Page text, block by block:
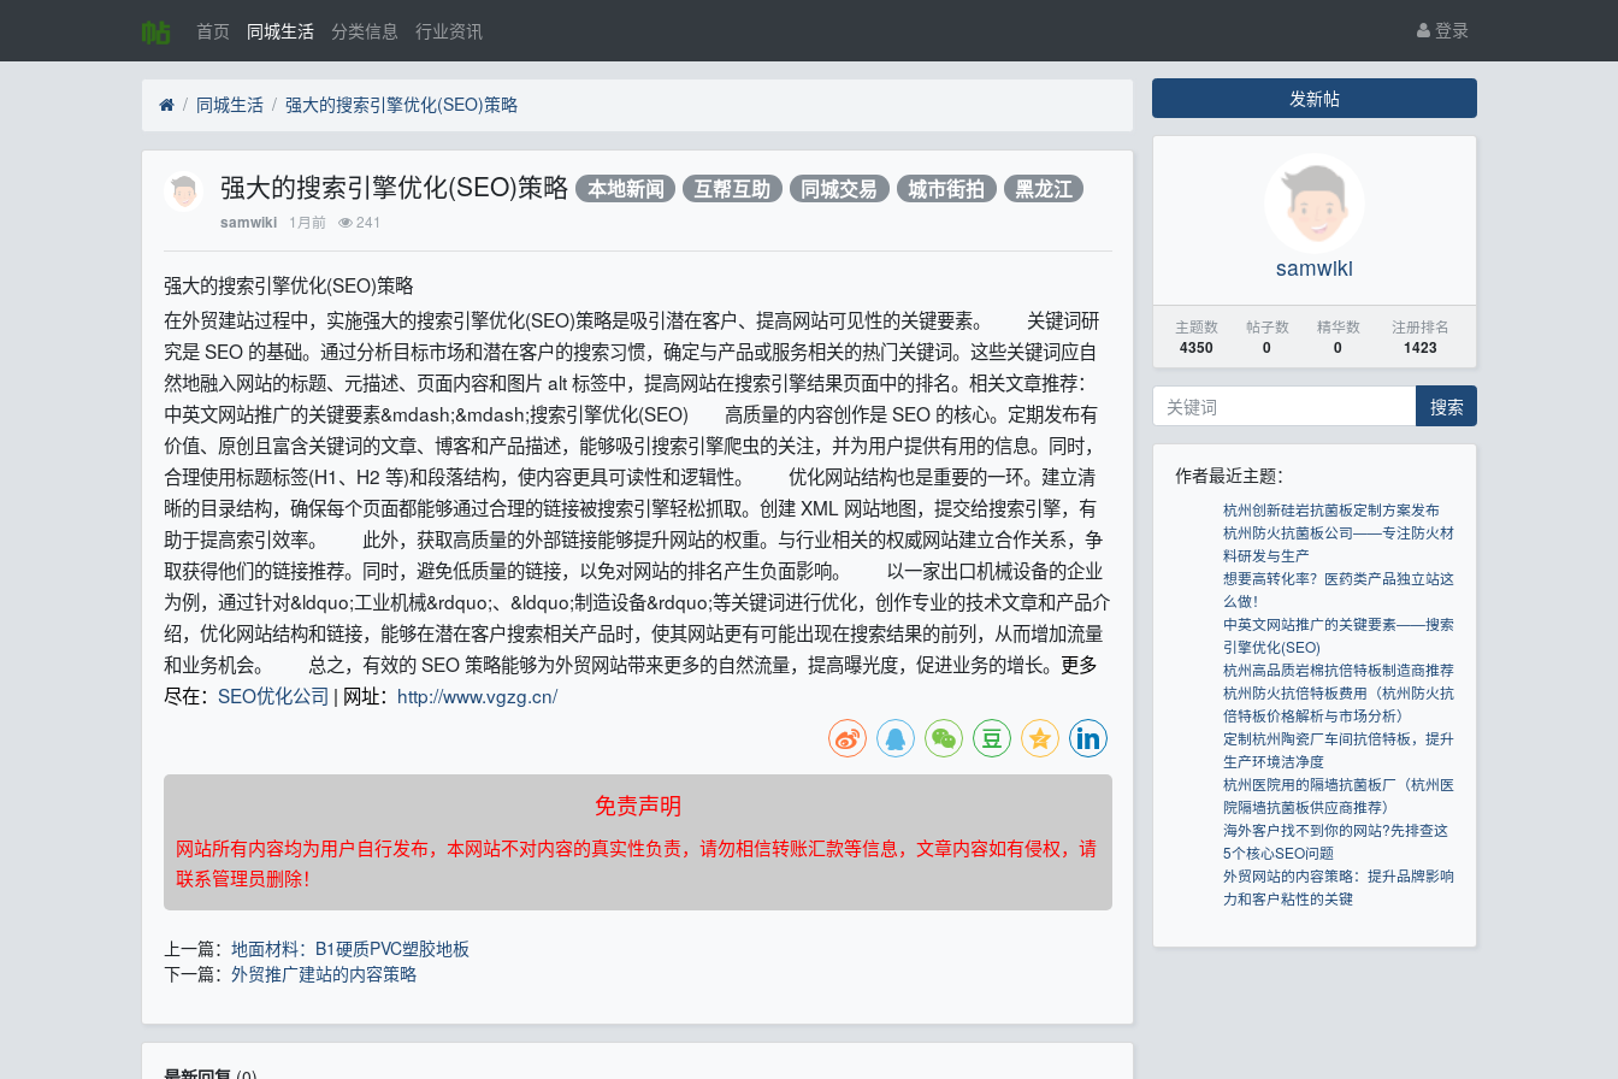
首页 同城生活 分类信息 行业资讯 登录
同城生活 强大的搜索引擎优化(SEO)策略
强大的搜索引擎优化(SEO)策略 本地新闻 互帮互助 同城交易 城市街拍 黑龙江
samwiki 1月前 241
强大的搜索引擎优化(SEO)策略
在外贸建站过程中，实施强大的搜索引擎优化(SEO)策略是吸引潜在客户、提高网站可见性的关键要素。 关键词研
究是 SEO 的基础。通过分析目标市场和潜在客户的搜索习惯，确定与产品或服务相关的热门关键词。这些关键词应自
然地融入网站的标题、元描述、页面内容和图片 alt 标签中，提高网站在搜索引擎结果页面中的排名。相关文章推荐：
中英文网站推广的关键要素&mdash;&mdash;搜索引擎优化(SEO) 高质量的内容创作是 SEO 的核心。定期发布有
价值、原创且富含关键词的文章、博客和产品描述，能够吸引搜索引擎爬虫的关注，并为用户提供有用的信息。同时，
合理使用标题标签(H1、H2 等)和段落结构，使内容更具可读性和逻辑性。 优化网站结构也是重要的一环。建立清
晰的目录结构，确保每个页面都能够通过合理的链接被搜索引擎轻松抓取。创建 XML 网站地图，提交给搜索引擎，有
助于提高索引效率。 此外，获取高质量的外部链接能够提升网站的权重。与行业相关的权威网站建立合作关系，争
取获得他们的链接推荐。同时，避免低质量的链接，以免对网站的排名产生负面影响。 以一家出口机械设备的企业
为例，通过针对&ldquo;工业机械&rdquo;、&ldquo;制造设备&rdquo;等关键词进行优化，创作专业的技术文章和产品介
绍，优化网站结构和链接，能够在潜在客户搜索相关产品时，使其网站更有可能出现在搜索结果的前列，从而增加流量
和业务机会。 总之，有效的 SEO 策略能够为外贸网站带来更多的自然流量，提高曝光度，促进业务的增长。 更多
尽在： SEO优化公司 | 网址： http://www.vgzg.cn/
免责声明
网站所有内容均为用户自行发布，本网站不对内容的真实性负责，请勿相信转账汇款等信息，文章内容如有侵权，请
联系管理员删除！
上一篇： 地面材料：B1硬质PVC塑胶地板
下一篇： 外贸推广建站的内容策略
发新帖
samwiki
主题数
4350
帖子数
0
精华数
0
注册排名
1423
搜索
作者最近主题：
杭州创新硅岩抗菌板定制方案发布
杭州防火抗菌板公司——专注防火材
料研发与生产
想要高转化率？医药类产品独立站这
么做！
中英文网站推广的关键要素——搜索
引擎优化(SEO)
杭州高品质岩棉抗倍特板制造商推荐
杭州防火抗倍特板费用（杭州防火抗
倍特板价格解析与市场分析）
定制杭州陶瓷厂车间抗倍特板，提升
生产环境洁净度
杭州医院用的隔墙抗菌板厂（杭州医
院隔墙抗菌板供应商推荐）
海外客户找不到你的网站?先排查这
5个核心SEO问题
外贸网站的内容策略：提升品牌影响
力和客户粘性的关键